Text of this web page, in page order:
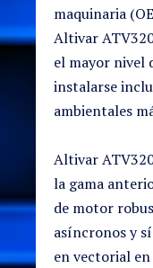
maquinaria
Altivar
el mayor nivel
instalarse
ambientales
Altivar
la gama
de motor
asíncronos y
en vectorial